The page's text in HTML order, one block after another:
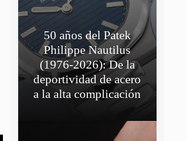
50 años del Patek
Philippe Nautilus
(1976-2026): De la
deportividad de acero
a la alta complicación